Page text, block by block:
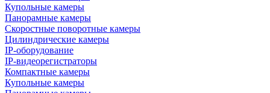
Купольные камеры
Панорамные камеры
Скоростные поворотные камеры
Цилиндрические камеры
IP-оборудование
IP-видеорегистраторы
Компактные камеры
Купольные камеры